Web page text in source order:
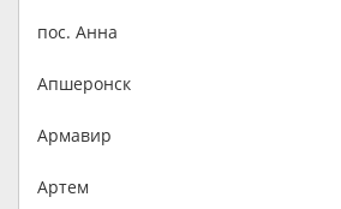
пос. Анна
Апшеронск
Армавир
Артем